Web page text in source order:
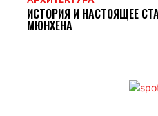
ИСТОРИЯ И НАСТОЯЩЕЕ
МЮНХЕНА